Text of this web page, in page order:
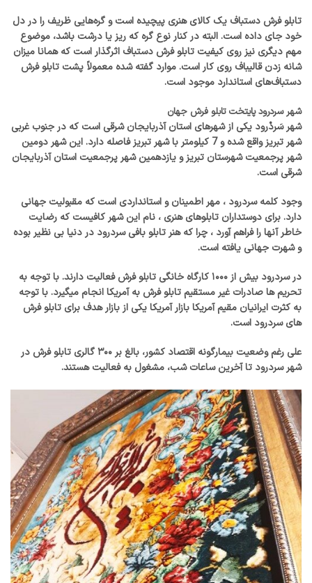
تابلو فرش دستباف یک کالای هنری پیچیده است و گره‌هایی ظریف را در دل
خود جای داده است. البته در کنار نوع گره که ریز یا درشت باشد، موضوع
مهم دیگری نیز روی کیفیت تابلو فرش دستباف اثرگذار است که همانا میزان
شانه زدن قالیباف روی کار است. موارد گفته شده معمولاً پشت تابلو فرش
دستباف‌های استاندارد موجود است.
شهر سردرود پایتخت تابلو فرش جهان
شهر سَردْرود یکی از شهرهای استان آذربایجان شرقی است که در جنوب غربی
شهر تبریز واقع شده و 7 کیلومتر با شهر تبریز فاصله دارد. این شهر دومین
شهر پرجمعیت شهرستان تبریز و یازدهمین شهر پرجمعیت استان آذربایجان
شرقی است.
وجود کلمه سردرود ، مهر اطمینان و استانداردی است که مقبولیت جهانی
دارد. برای دوستداران تابلوهای هنری ، نام این شهر کافیست که رضایت
خاطر آنها را فراهم آورد ، چرا که هنر تابلو بافی سردرود در دنیا بی نظیر بوده
و شهرت جهانی یافته است.
در سردرود بیش از ۱۰۰۰ کارگاه خانگی تابلو فرش فعالیت دارند. با توجه به
تحریم ها صادرات غیر مستقیم تابلو فرش به آمریکا انجام میگیرد. با توجه
به کثرت ایرانیان مقیم آمریکا بازار آمریکا یکی از بازار هدف برای تابلو فرش
های سردرود است.
علی رغم وضعیت بیمارگونه اقتصاد کشور، بالغ بر ۳۰۰ گالری تابلو فرش در
شهر سردرود تا آخرین ساعات شب، مشغول به فعالیت هستند.